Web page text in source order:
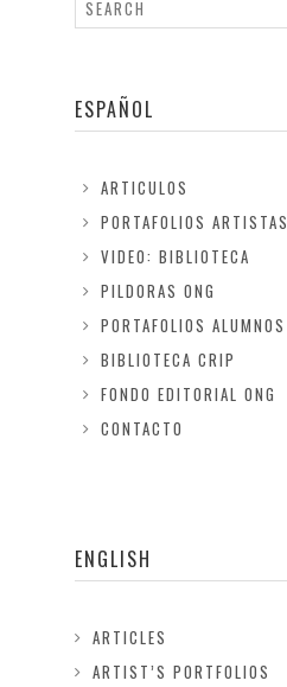
ESPAÑOL
ARTICULOS
PORTAFOLIOS ARTISTAS
VIDEO: BIBLIOTECA
PILDORAS ONG
PORTAFOLIOS ALUMNOS
BIBLIOTECA CRIP
FONDO EDITORIAL ONG
CONTACTO
ENGLISH
ARTICLES
ARTIST’S PORTFOLIOS